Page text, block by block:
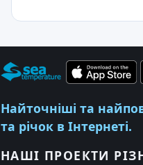
Найточніші та
та річок в Інтернеті.
НАШІ ПРОЕКТИ